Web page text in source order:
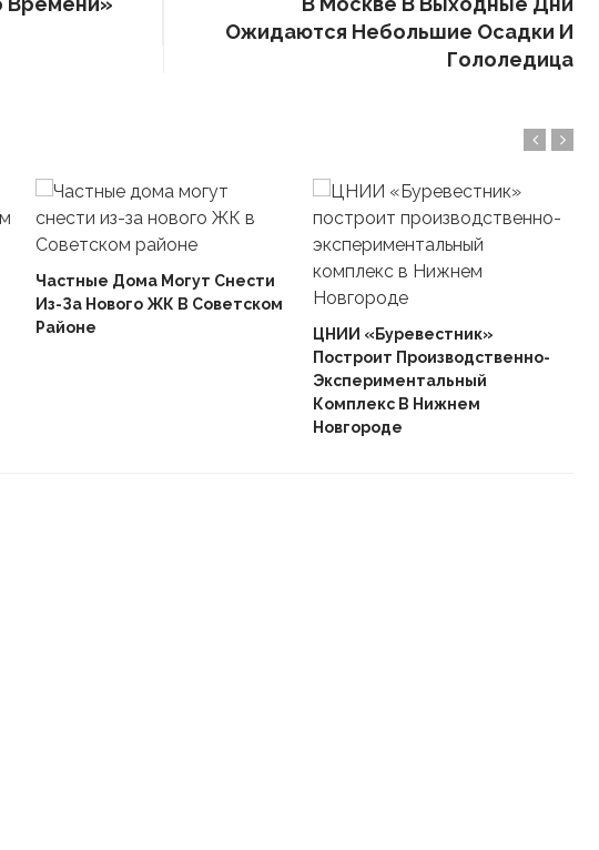
Ожидаются Небольшие Осадки И
Гололедица
Частные Дома Могут Снести
Из-За Нового ЖК В Советском
Районе
ЦНИИ «Буревестник»
Построит Производственно-
Экспериментальный
Комплекс В Нижнем
Новгороде